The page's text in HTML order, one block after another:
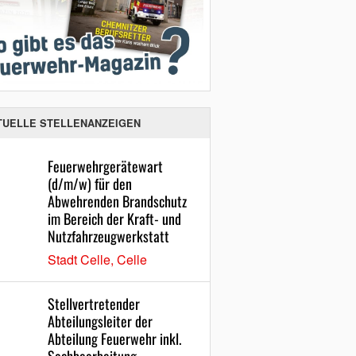
STELLENANZEIGEN
Feuerwehrgerätewart
(d/m/w) für den
Abwehrenden Brandschutz
im Bereich der Kraft- und
Nutzfahrzeugwerkstatt
Stadt Celle, Celle
Stellvertretender
Abteilungsleiter der
Abteilung Feuerwehr inkl.